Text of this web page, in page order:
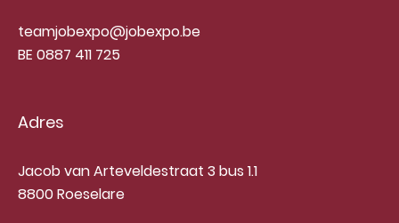
teamjobexpo@jobexpo.be
BE 0887 411 725
Adres
Jacob van Arteveldestraat 3 bus 1.1
8800 Roeselare